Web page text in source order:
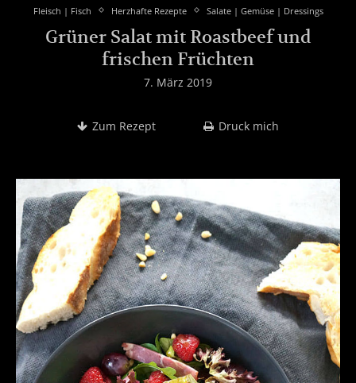
Fleisch | Fisch Herzhafte Rezepte Salate | Gemüse | Dressings
Grüner Salat mit Roastbeef und
frischen Früchten
7. März 2019
Zum Rezept Druck mich